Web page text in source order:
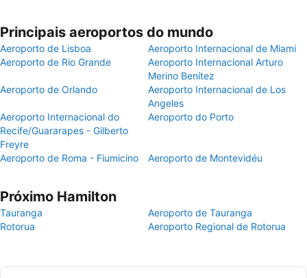
Principais aeroportos do mundo
Aeroporto de Lisboa
Aeroporto Internacional de Miami
Aeroporto de Rio Grande
Aeroporto Internacional Arturo
Merino Benítez
Aeroporto de Orlando
Aeroporto Internacional de Los
Angeles
Aeroporto Internacional do
Recife/Guararapes - Gilberto
Freyre
Aeroporto do Porto
Aeroporto de Roma - Fiumicino Aeroporto de Montevidéu
Próximo Hamilton
Tauranga
Aeroporto de Tauranga
Rotorua
Aeroporto Regional de Rotorua